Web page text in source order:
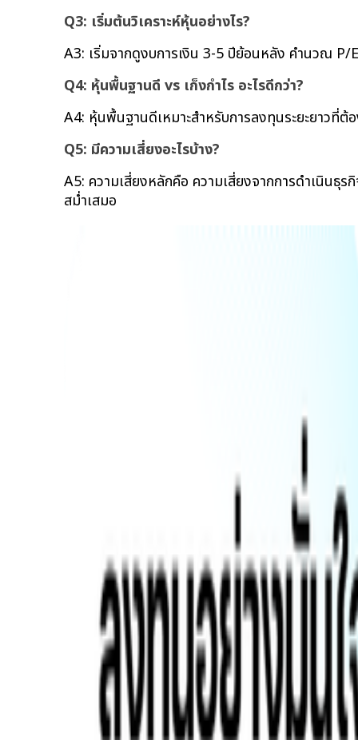
Q3: เริ่มต้นวิเคราะห์หุ้นอย่างไร?
A3: เริ่มจากดูงบการเงิน 3-5 ปีย้อนหลัง คำนวณ P/
Q4: หุ้นพื้นฐานดี vs เก็งกำไร อะไรดีกว่า?
A4: หุ้นพื้นฐานดีเหมาะสำหรับการลงทุนระยะยาวที่
Q5: มีความเสี่ยงอะไรบ้าง?
A5: ความเสี่ยงหลักคือ ความเสี่ยงจากการดำเนินธุ
สม่ำเสมอ